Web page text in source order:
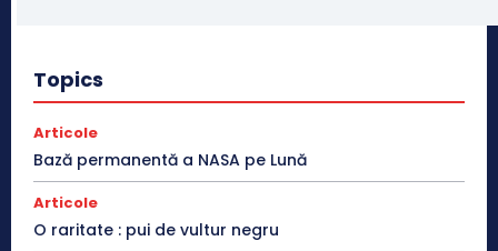
Topics
Articole
Bază permanentă a NASA pe Lună
Articole
O raritate : pui de vultur negru